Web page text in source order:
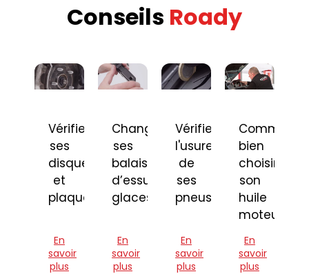
Conseils Roady
Vérifier
ses
disques
et
plaquettes
En
savoir
plus
Changer
ses
balais
d’essuie-
glaces
En
savoir
plus
Vérifier
l'usure
de
ses
pneus
En
savoir
plus
Comment
bien
choisir
son
huile
moteur
En
savoir
plus